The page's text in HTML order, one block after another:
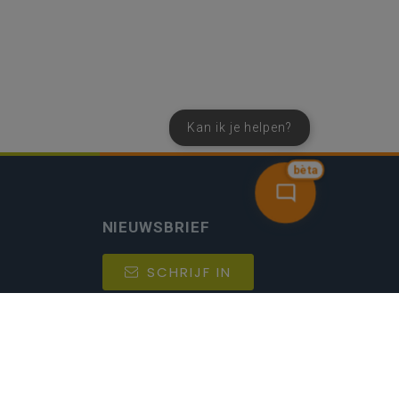
bèta
Kan ik je helpen?
NIEUWSBRIEF
SCHRIJF IN